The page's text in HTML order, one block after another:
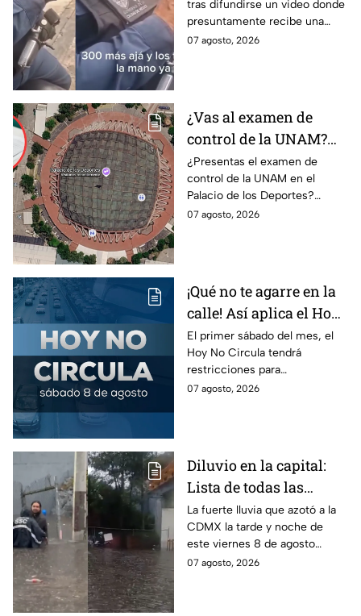
a policía y abre
investigación
tras difundirse un video donde
presuntamente recibe una
transferencia para evitar una
07 agosto, 2026
¿Vas al examen de
control de la UNAM?
Así puedes llegar al
Palacio de los Deportes
en Metro, camión y
Metrobús
¿Presentas el examen de
control de la UNAM en el
Palacio de los Deportes?
Consulta cómo llegar en
07 agosto, 2026
¡Qué no te agarre en la
calle! Así aplica el Hoy
No Circula el primer
sábado del mes
El primer sábado del mes, el
Hoy No Circula tendrá
restricciones para
determinados vehículos en la
07 agosto, 2026
Diluvio en la capital:
Lista de todas las
inundaciones en CDMX
HOY viernes 7 de
agosto
La fuerte lluvia que azotó a la
CDMX la tarde y noche de
este viernes 8 de agosto
provocó inundaciones y otras
07 agosto, 2026